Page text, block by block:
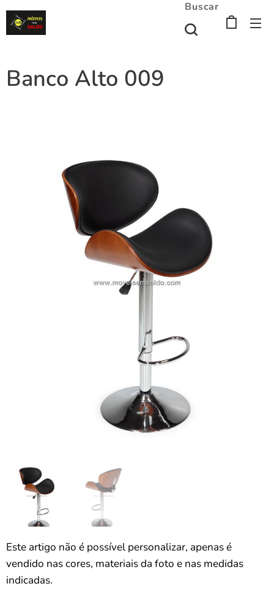
Buscar
Banco Alto 009
Este artigo não é possível personalizar, apenas é
vendido nas cores, materiais da foto e nas medidas
indicadas.